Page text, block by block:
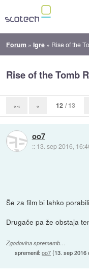
Forum »Igre » Rise of the
Rise of the Tomb
«« « 12 / 13
oo7
:: 13. sep 2016,
Še za film bi lahko
Drugače pa že obstaja
Zgodovina sprememb…
spremenil:oo7(13. sep 2016